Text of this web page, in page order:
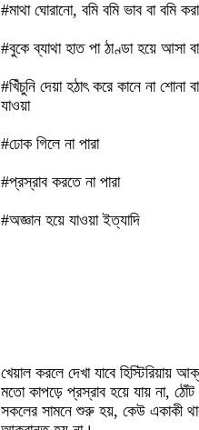
#মাথা ঘোরানো, বমি বমি ভাব বা বমি
#বুকে ব্যাথা হাত পা ঠাণ্ডা হয়ে আসা
#খিঁচুনি দেয়া হঠাৎ করে কানে না শোনা
যাওয়া
#ঢোক গিলে না পারা
#প্রস্রাব করতে না পারা
#অজ্ঞান হয়ে যাওয়া ইত্যাদি
খেয়াল করলে দেখা যাবে হিস্টিরিয়ায়
মতো কাপড়ে প্রস্রাব হয়ে যায় না, ঠোঁট
সকলের সামনে শুরু হয়, কেউ একাকী